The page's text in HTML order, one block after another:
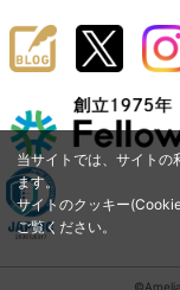
当サイトでは、サイト
ます。
サイトのクッキー
ご覧ください。